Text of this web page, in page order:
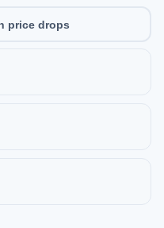
price drops